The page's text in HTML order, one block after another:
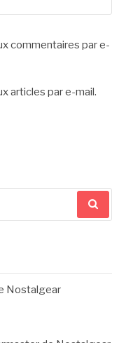
commentaires par e-
articles par e-mail.
Nostalgear